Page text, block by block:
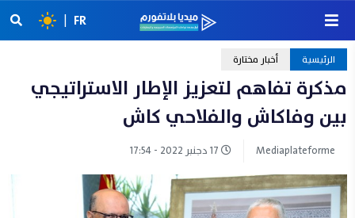
FR
|
الرئيسية أخبار مختارة
مذكرة تفاهم لتعزيز الإطار الاستراتيجي
بين وفاكاش والفلاحي كاش
Mediaplateforme